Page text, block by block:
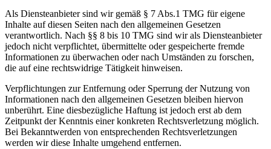
Als Diensteanbieter sind wir gemäß § 7 Abs.1 TMG für eigene
Inhalte auf diesen Seiten nach den allgemeinen Gesetzen
verantwortlich. Nach §§ 8 bis 10 TMG sind wir als Diensteanbieter
jedoch nicht verpflichtet, übermittelte oder gespeicherte fremde
Informationen zu überwachen oder nach Umständen zu forschen,
die auf eine rechtswidrige Tätigkeit hinweisen.
Verpflichtungen zur Entfernung oder Sperrung der Nutzung von
Informationen nach den allgemeinen Gesetzen bleiben hiervon
unberührt. Eine diesbezügliche Haftung ist jedoch erst ab dem
Zeitpunkt der Kenntnis einer konkreten Rechtsverletzung möglich.
Bei Bekanntwerden von entsprechenden Rechtsverletzungen
werden wir diese Inhalte umgehend entfernen.